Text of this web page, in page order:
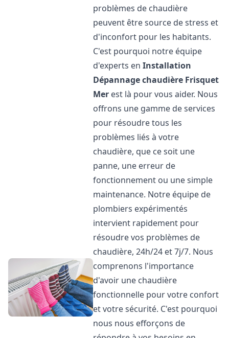
problèmes de chaudière
peuvent être source de stress et
d'inconfort pour les habitants.
C'est pourquoi notre équipe
d'experts enInstallation
Dépannage chaudière Frisquet
Mer est là pour vous aider. Nous
offrons une gamme de services
pour résoudre tous les
problèmes liés à votre
chaudière, que ce soit une
panne, une erreur de
fonctionnement ou une simple
maintenance. Notre équipe de
plombiers expérimentés
intervient rapidement pour
résoudre vos problèmes de
chaudière, 24h/24 et 7j/7. Nous
comprenons l'importance
d'avoir une chaudière
fonctionnelle pour votre confort
et votre sécurité. C'est pourquoi
nous nous efforçons de